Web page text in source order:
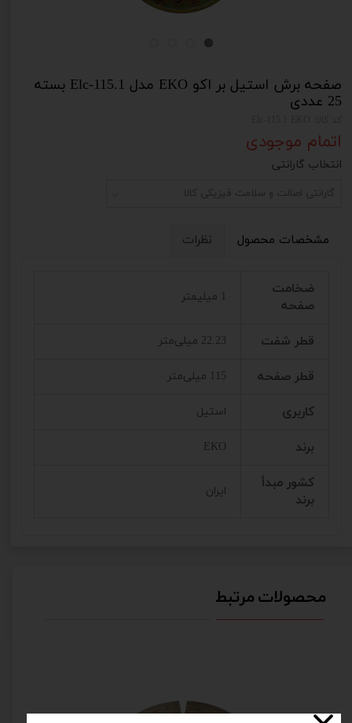
صفحه برش استیل بر اکو EKO مدل Elc-115.1 بسته
25 عددی
اتمام موجودی
انتخاب گارانتی
گارانتی اصالت و سلامت فیزیکی کالا
مشخصات محصول نظرات
ضخامت
صفحه
1 میلیمتر
قطر شفت 22.23 میلی‌متر
قطر صفحه 115 میلی‌متر
کاربری استیل
برند EKO
کشور مبدأ
برند
ایران
محصولات مرتبط